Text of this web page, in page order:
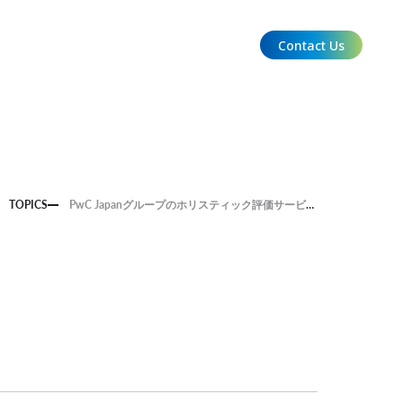
Contact Us
TOPICS PwC Japanグループのホリスティック評価サービスに、